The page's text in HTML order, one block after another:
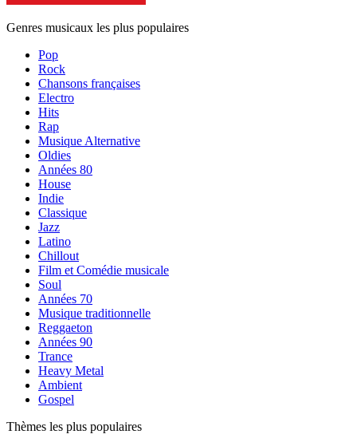
Genres musicaux les plus populaires
Pop
Rock
Chansons françaises
Electro
Hits
Rap
Musique Alternative
Oldies
Années 80
House
Indie
Classique
Jazz
Latino
Chillout
Film et Comédie musicale
Soul
Années 70
Musique traditionnelle
Reggaeton
Années 90
Trance
Heavy Metal
Ambient
Gospel
Thèmes les plus populaires